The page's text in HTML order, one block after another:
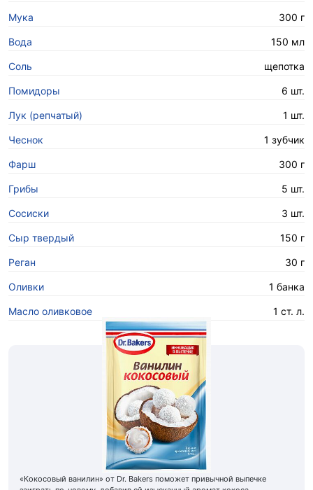
Мука 300 г
Вода 150 мл
Соль щепотка
Помидоры 6 шт.
Лук (репчатый) 1 шт.
Чеснок 1 зубчик
Фарш 300 г
Грибы 5 шт.
Сосиски 3 шт.
Сыр твердый 150 г
Реган 30 г
Оливки 1 банка
Масло оливковое 1 ст. л.
«Кокосовый ванилин» от Dr. Bakers поможет привычной выпечке